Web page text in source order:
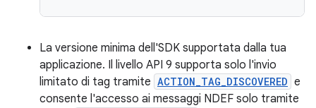
La versione minima dell'SDK supportata dalla tua
applicazione. Il livello API 9 supporta solo l'invio
limitato di tag tramite ACTION_TAG_DISCOVERED e
consente l'accesso ai messaggi NDEF solo tramite